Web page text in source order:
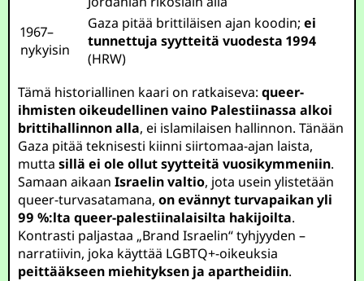
1967–
nykyisin
Gaza pitää brittiläisen ajan koodin;ei
tunnettuja syytteitä vuodesta 1994
(HRW)
Tämä historiallinen kaari on ratkaiseva:queer-
ihmisten oikeudellinen vaino Palestiinassa alkoi
brittihallinnon alla, ei islamilaisen hallinnon. Tänään
Gaza pitää teknisesti kiinni siirtomaa-ajan laista,
muttasillä ei ole ollut syytteitä vuosikymmeniin.
Samaan aikaanIsraelin valtio, jota usein ylistetään
queer-turvasatamana,on evännyt turvapaikan yli
99 %:lta queer-palestiinalaisilta hakijoilta.
Kontrasti paljastaa „Brand Israelin“ tyhjyyden –
narratiivin, joka käyttää LGBTQ+-oikeuksia
peittääkseen miehityksen ja apartheidiin.